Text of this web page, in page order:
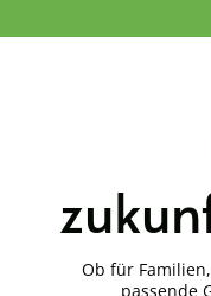
Ob für
passende